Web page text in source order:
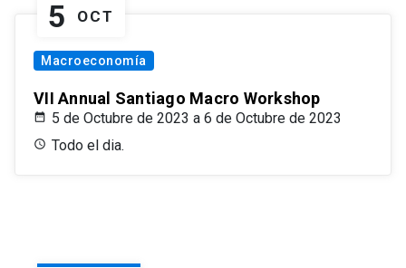
5 OCT
Macroeconomía
VII Annual Santiago Macro Workshop
5 de Octubre de 2023 a 6 de Octubre de 2023
Todo el dia.